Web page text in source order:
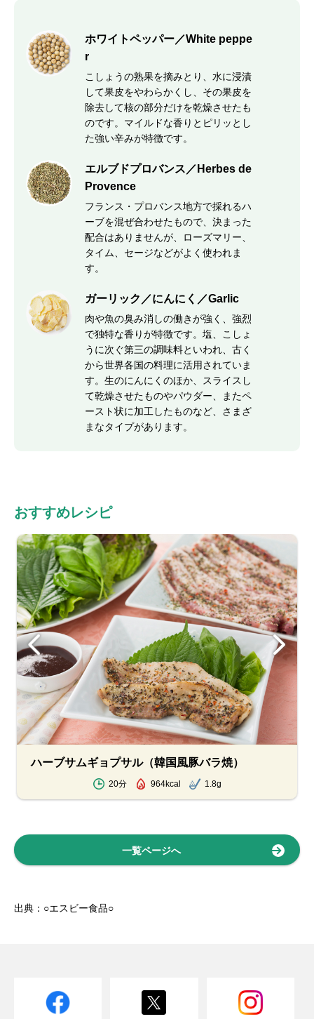
ホワイトペッパー／White peppe
r
こしょうの熟果を摘みとり、水に浸漬
して果皮をやわらかくし、その果皮を
除去して核の部分だけを乾燥させたも
のです。マイルドな香りとピリッとし
た強い辛みが特徴です。
エルブドプロバンス／Herbes de
Provence
フランス・プロバンス地方で採れるハ
ーブを混ぜ合わせたもので、決まった
配合はありませんが、ローズマリー、
タイム、セージなどがよく使われま
す。
ガーリック／にんにく／Garlic
肉や魚の臭み消しの働きが強く、強烈
で独特な香りが特徴です。塩、こしょ
うに次ぐ第三の調味料といわれ、古く
から世界各国の料理に活用されていま
す。生のにんにくのほか、スライスし
て乾燥させたものやパウダー、またペ
ースト状に加工したものなど、さまざ
まなタイプがあります。
おすすめレシピ
ハーブサムギョプサル（韓国風豚バラ焼）
20分 964kcal 1.8g
一覧ページへ
出典：○エスビー食品○